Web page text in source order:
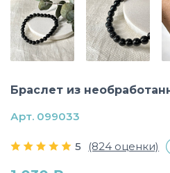
Браслет из
5 (824 оценки)
Арт. 099033